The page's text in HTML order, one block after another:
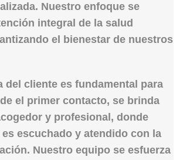
Nuestro enfoque se
integral de la salud
el bienestar de nuestros
del cliente es fundamental para
el primer contacto, se brinda
y profesional, donde
escuchado y atendido con la
Nuestro equipo se esfuerza